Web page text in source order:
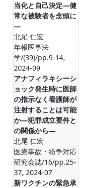
当化と自己決定―健
常な被験者を念頭に
―
北尾 仁宏
年報医事法
学/(39)/pp.9-14,
2024-09
アナフィラキシーシ
ョック発生時に医師
の指示なく看護師が
注射することは可能
か―犯罪成立要件と
の関係から―
北尾 仁宏
医療事故・紛争対応
研究会誌/16/pp.25-
37, 2024-07
新ワクチンの緊急承